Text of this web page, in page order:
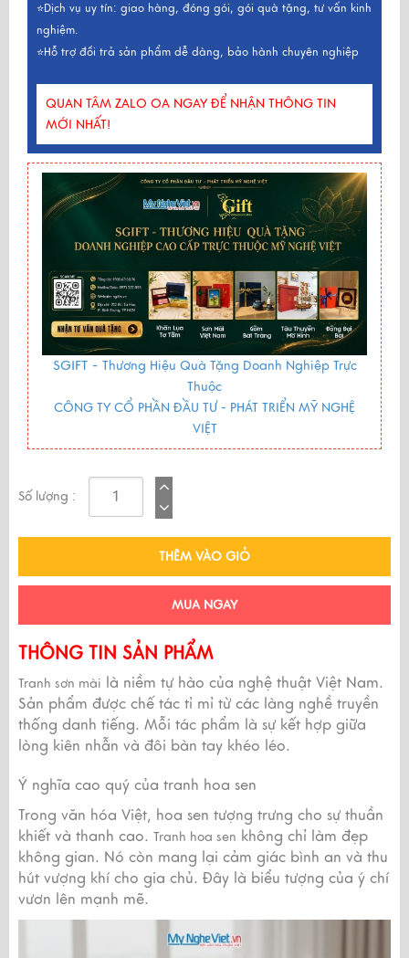
⭐Dịch vụ uy tín: giao hàng, đóng gói, gói quà tặng, tư vấn kinh
nghiệm.
⭐Hỗ trợ đổi trả sản phẩm dễ dàng, bảo hành chuyên nghiệp
QUAN TÂM ZALO OA NGAY ĐỂ NHẬN THÔNG TIN
MỚI NHẤT!
SGIFT - Thương Hiệu Quà Tặng Doanh Nghiệp Trực
Thuộc
CÔNG TY CỔ PHẦN ĐẦU TƯ - PHÁT TRIỂN MỸ NGHỆ
VIỆT
Số lượng :
THÊM VÀO GIỎ
MUA NGAY
THÔNG TIN SẢN PHẨM
Tranh sơn mài là niềm tự hào của nghệ thuật Việt Nam.
Sản phẩm được chế tác tỉ mỉ từ các làng nghề truyền
thống danh tiếng. Mỗi tác phẩm là sự kết hợp giữa
lòng kiên nhẫn và đôi bàn tay khéo léo.
Ý nghĩa cao quý của tranh hoa sen
Trong văn hóa Việt, hoa sen tượng trưng cho sự thuần
khiết và thanh cao. Tranh hoa sen không chỉ làm đẹp
không gian. Nó còn mang lại cảm giác bình an và thu
hút vượng khí cho gia chủ. Đây là biểu tượng của ý chí
vươn lên mạnh mẽ.